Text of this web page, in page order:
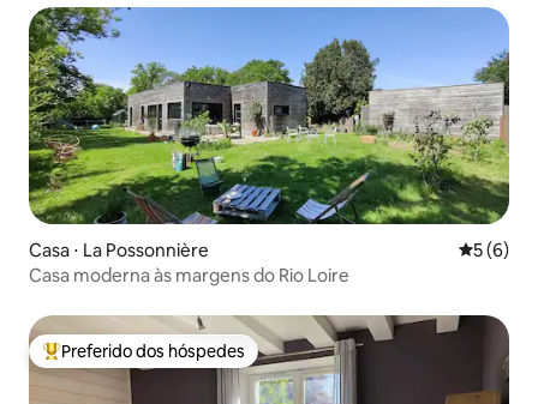
Casa ⋅ La Possonnière 5 de
5 (6)
Casa moderna às margens do Rio Loire
Entre os melhores preferidos dos hóspedes
Preferido dos hóspedes